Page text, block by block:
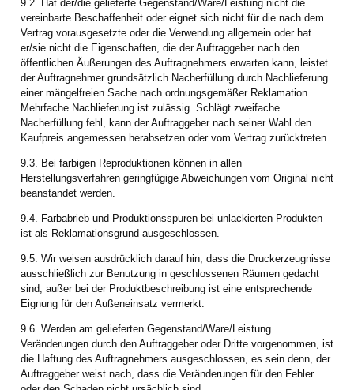
9.2. Hat der/die gelieferte Gegenstand/Ware/Leistung nicht die
vereinbarte Beschaffenheit oder eignet sich nicht für die nach dem
Vertrag vorausgesetzte oder die Verwendung allgemein oder hat
er/sie nicht die Eigenschaften, die der Auftraggeber nach den
öffentlichen Äußerungen des Auftragnehmers erwarten kann, leistet
der Auftragnehmer grundsätzlich Nacherfüllung durch Nachlieferung
einer mängelfreien Sache nach ordnungsgemäßer Reklamation.
Mehrfache Nachlieferung ist zulässig. Schlägt zweifache
Nacherfüllung fehl, kann der Auftraggeber nach seiner Wahl den
Kaufpreis angemessen herabsetzen oder vom Vertrag zurücktreten.
9.3. Bei farbigen Reproduktionen können in allen
Herstellungsverfahren geringfügige Abweichungen vom Original nicht
beanstandet werden.
9.4. Farbabrieb und Produktionsspuren bei unlackierten Produkten
ist als Reklamationsgrund ausgeschlossen.
9.5. Wir weisen ausdrücklich darauf hin, dass die Druckerzeugnisse
ausschließlich zur Benutzung in geschlossenen Räumen gedacht
sind, außer bei der Produktbeschreibung ist eine entsprechende
Eignung für den Außeneinsatz vermerkt.
9.6. Werden am gelieferten Gegenstand/Ware/Leistung
Veränderungen durch den Auftraggeber oder Dritte vorgenommen, ist
die Haftung des Auftragnehmers ausgeschlossen, es sein denn, der
Auftraggeber weist nach, dass die Veränderungen für den Fehler